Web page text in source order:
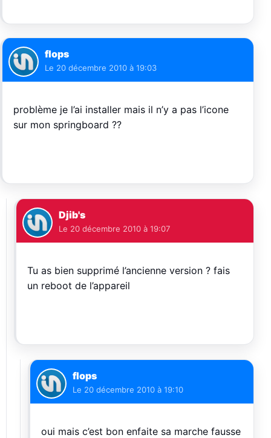
flops
Le 20 décembre 2010 à 19:03
problème je l’ai installer mais il n’y a pas l’icone
sur mon springboard ??
Djib's
Le 20 décembre 2010 à 19:07
Tu as bien supprimé l’ancienne version ? fais
un reboot de l’appareil
flops
Le 20 décembre 2010 à 19:10
oui mais c’est bon enfaite sa marche fausse